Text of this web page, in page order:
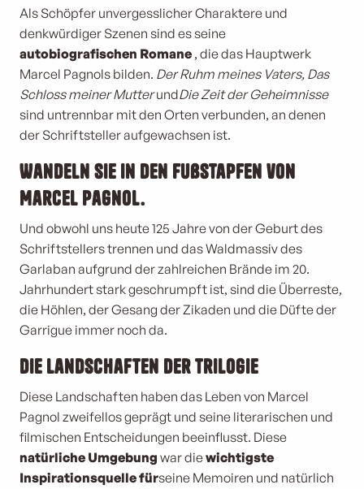
Als Schöpfer unvergesslicher Charaktere und
denkwürdiger Szenen sind es seine
autobiografischen Romane , die das Hauptwerk
Marcel Pagnols bilden. Der Ruhm meines Vaters, Das
Schloss meiner MutterundDie Zeit der Geheimnisse
sind untrennbar mit den Orten verbunden, an denen
der Schriftsteller aufgewachsen ist.
Wandeln Sie in den Fußstapfen von
Marcel Pagnol.
Und obwohl uns heute 125 Jahre von der Geburt des
Schriftstellers trennen und das Waldmassiv des
Garlaban aufgrund der zahlreichen Brände im 20.
Jahrhundert stark geschrumpft ist, sind die Überreste,
die Höhlen, der Gesang der Zikaden und die Düfte der
Garrigue immer noch da.
Die Landschaften derTrilogie
Diese Landschaften haben das Leben von Marcel
Pagnol zweifellos geprägt und seine literarischen und
filmischen Entscheidungen beeinflusst. Diese
natürliche Umgebung war diewichtigste
Inspirationsquelle fürseine Memoiren und natürlich